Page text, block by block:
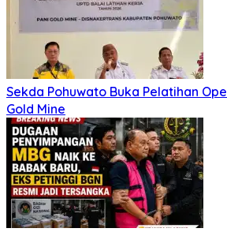
Sekda Pohuwato Buka Pelatihan
Gold Mine